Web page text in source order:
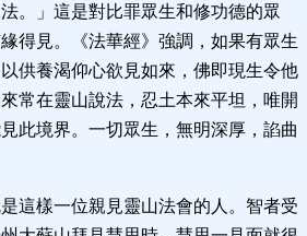
。」這是對比罪眾生和修功德的眾
得見。《法華經》強調，如果有眾生
供養渴仰心欲見如來，佛即現生令他
常在靈山說法，忍土本來平坦，唯開
此境界。一切眾生，無明深厚，諂曲
這樣一位親見靈山法會的人。智者受